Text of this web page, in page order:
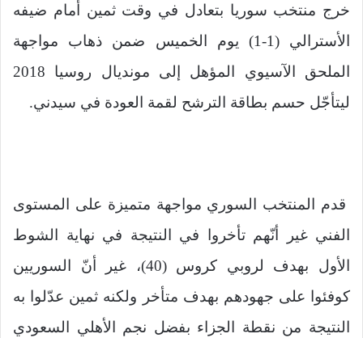
خرج منتخب سوريا بتعادل في وقت ثمين أمام ضيفه
الأسترالي (1-1) يوم الخميس ضمن ذهاب مواجهة
الملحق الآسيوي المؤهل إلى مونديال روسيا 2018
ليتأجّل حسم بطاقة الترشح لقمة العودة في سيدني.
قدم المنتخب السوري مواجهة متميزة على المستوى
الفني غير أنّهم تأخروا في النتيجة في نهاية الشوط
الأول بهدف لروبي كروس (40)، غير أنّ السوريين
كوفئوا على جهودهم بهدف متأخر ولكنه ثمين عدّلوا به
النتيجة من نقطة الجزاء بفضل نجم الأهلي السعودي